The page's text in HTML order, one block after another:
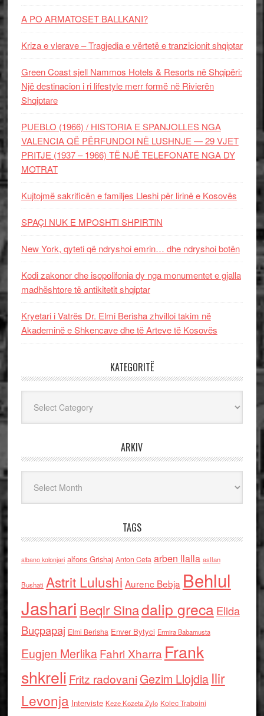
A PO ARMATOSET BALLKANI?
Kriza e vlerave – Tragjedia e vërtetë e tranzicionit shqiptar
Green Coast sjell Nammos Hotels & Resorts në Shqipëri:
Një destinacion i ri lifestyle merr formë në Rivierën
Shqiptare
PUEBLO (1966) / HISTORIA E SPANJOLLES NGA
VALENCIA QË PËRFUNDOI NË LUSHNJE — 29 VJET
PRITJE (1937 – 1966) TË NJË TELEFONATE NGA DY
MOTRAT
Kujtojmë sakrificën e familjes Lleshi për lirinë e Kosovës
SPAÇI NUK E MPOSHTI SHPIRTIN
New York, qyteti që ndryshoi emrin… dhe ndryshoi botën
Kodi zakonor dhe isopolifonia dy nga monumentet e gjalla
madhështore të antikitetit shqiptar
Kryetari i Vatrës Dr. Elmi Berisha zhvilloi takim në
Akademinë e Shkencave dhe të Arteve të Kosovës
KATEGORITË
ARKIV
TAGS
albano kolonjari alfons Grishaj Anton Cefa arben llalla asllan
Bushati Astrit Lulushi Aurenc Bebja Behlul
Jashari Beqir Sinadalip grecaElida
Buçpapaj Elmi Berisha Enver Bytyci Ermira Babamusta
Eugjen MerlikaFahri Xharra Frank
shkreli Fritz radovaniGezim Llojdia Ilir
Levonja Interviste Keze Kozeta Zylo Kolec Traboini